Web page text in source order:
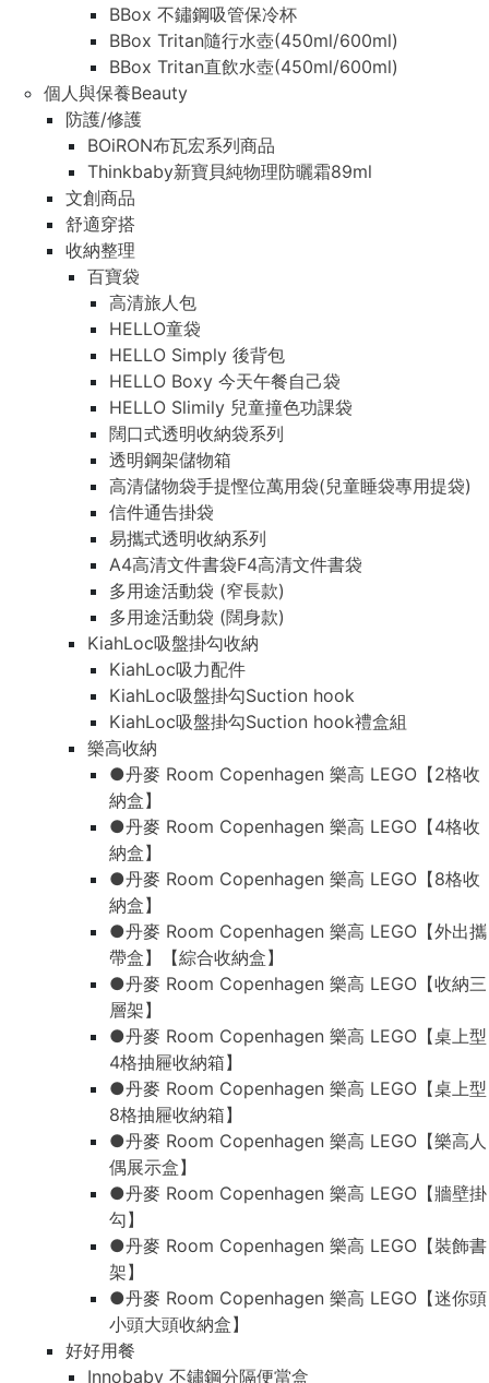
BBox 不鏽鋼吸管保冷杯
BBox Tritan隨行水壺(450ml/600ml)
BBox Tritan直飲水壺(450ml/600ml)
個人與保養Beauty
防護/修護
BOiRON布瓦宏系列商品
Thinkbaby新寶貝純物理防曬霜89ml
文創商品
舒適穿搭
收納整理
百寶袋
高清旅人包
HELLO童袋
HELLO Simply 後背包
HELLO Boxy 今天午餐自己袋
HELLO Slimily 兒童撞色功課袋
闊口式透明收納袋系列
透明鋼架儲物箱
高清儲物袋手提慳位萬用袋(兒童睡袋專用提袋)
信件通告掛袋
易攜式透明收納系列
A4高清文件書袋F4高清文件書袋
多用途活動袋 (窄長款)
多用途活動袋 (闊身款)
KiahLoc吸盤掛勾收納
KiahLoc吸力配件
KiahLoc吸盤掛勾Suction hook
KiahLoc吸盤掛勾Suction hook禮盒組
樂高收納
●丹麥 Room Copenhagen 樂高 LEGO【2格收
納盒】
●丹麥 Room Copenhagen 樂高 LEGO【4格收
納盒】
●丹麥 Room Copenhagen 樂高 LEGO【8格收
納盒】
●丹麥 Room Copenhagen 樂高 LEGO【外出攜
帶盒】【綜合收納盒】
●丹麥 Room Copenhagen 樂高 LEGO【收納三
層架】
●丹麥 Room Copenhagen 樂高 LEGO【桌上型
4格抽屜收納箱】
●丹麥 Room Copenhagen 樂高 LEGO【桌上型
8格抽屜收納箱】
●丹麥 Room Copenhagen 樂高 LEGO【樂高人
偶展示盒】
●丹麥 Room Copenhagen 樂高 LEGO【牆壁掛
勾】
●丹麥 Room Copenhagen 樂高 LEGO【裝飾書
架】
●丹麥 Room Copenhagen 樂高 LEGO【迷你頭
小頭大頭收納盒】
好好用餐
Innobaby 不鏽鋼分隔便當盒